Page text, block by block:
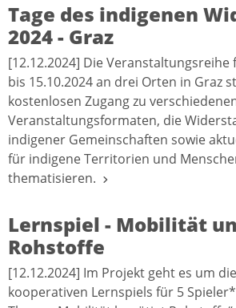
Tage des indigenen
2024 - Graz
[12.12.2024] Die Veranstaltungsreihe
bis 15.10.2024 an drei Orten in Graz
kostenlosen Zugang zu
Veranstaltungsformaten, die
indigener Gemeinschaften sowie
für indigene Territorien und
thematisieren.
Lernspiel - Mobilität
Rohstoffe
[12.12.2024] Im Projekt geht es um
kooperativen Lernspiels für 5